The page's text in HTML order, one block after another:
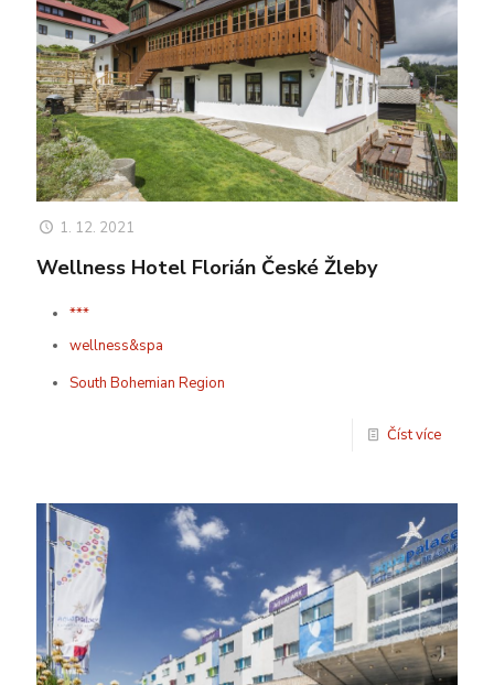
1. 12. 2021
Wellness Hotel Florián České Žleby
***
wellness&spa
South Bohemian Region
Číst více